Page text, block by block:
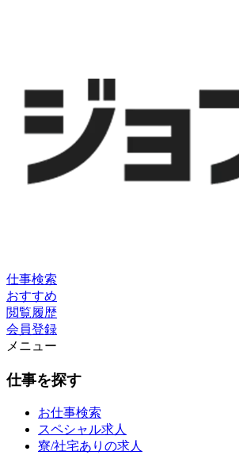
仕事検索
おすすめ
閲覧履歴
会員登録
メニュー
仕事を探す
お仕事検索
スペシャル求人
寮/社宅ありの求人